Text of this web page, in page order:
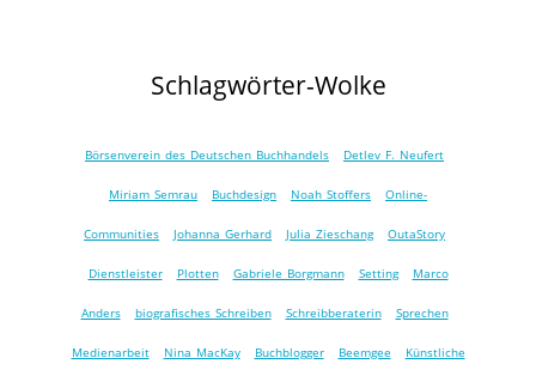
Schlagwörter-Wolke
Börsenverein des Deutschen Buchhandels Detlev F. Neufert
Miriam Semrau Buchdesign Noah Stoffers Online-
Communities Johanna Gerhard Julia Zieschang OutaStory
Dienstleister Plotten Gabriele Borgmann Setting Marco
Anders biografisches Schreiben Schreibberaterin Sprechen
Medienarbeit Nina MacKay Buchblogger Beemgee Künstliche